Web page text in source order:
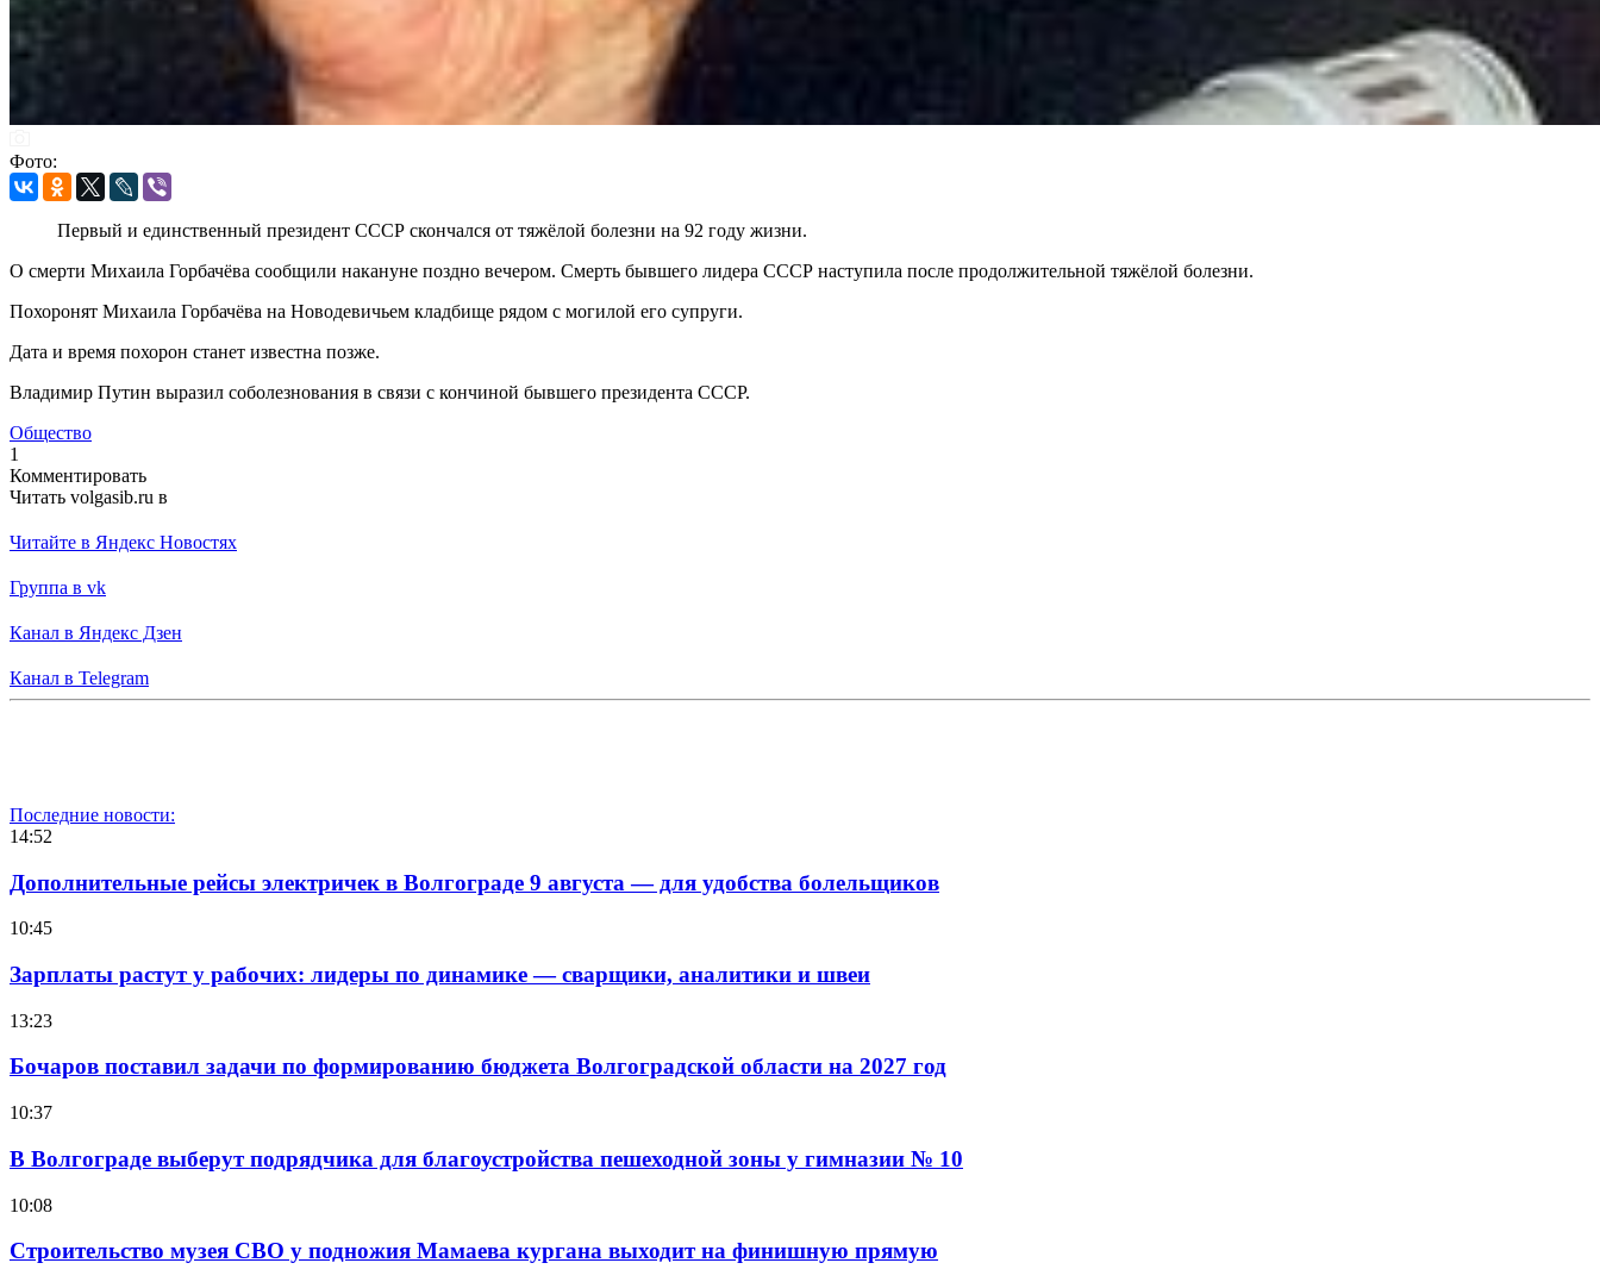
Фото:
Первый и единственный президент СССР скончался от тяжёлой болезни на 92 году жизни.
О смерти Михаила Горбачёва сообщили накануне поздно вечером. Смерть бывшего лидера СССР наступила после продолжительной тяжёлой болезни.
Похоронят Михаила Горбачёва на Новодевичьем кладбище рядом с могилой его супруги.
Дата и время похорон станет известна позже.
Владимир Путин выразил соболезнования в связи с кончиной бывшего президента СССР.
Общество
1
Комментировать
Читать volgasib.ru в
Читайте в Яндекс Новостях
Группа в vk
Канал в Яндекс Дзен
Канал в Telegram
Последние новости:
14:52
Дополнительные рейсы электричек в Волгограде 9 августа — для удобства болельщиков
10:45
Зарплаты растут у рабочих: лидеры по динамике — сварщики, аналитики и швеи
13:23
Бочаров поставил задачи по формированию бюджета Волгоградской области на 2027 год
10:37
В Волгограде выберут подрядчика для благоустройства пешеходной зоны у гимназии № 10
10:08
Строительство музея СВО у подножия Мамаева кургана выходит на финишную прямую